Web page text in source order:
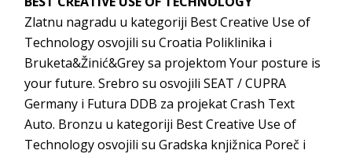
Zlatnu nagradu u kategoriji Best Creative Use of
Technology osvojili su Croatia Poliklinika i
Bruketa&Žinić&Grey sa projektom Your posture is
your future. Srebro su osvojili SEAT / CUPRA
Germany i Futura DDB za projekat Crash Text
Auto. Bronzu u kategoriji Best Creative Use of
Technology osvojili su Gradska knjižnica Poreč i